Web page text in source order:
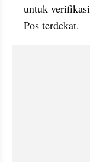
untuk
Pos terdekat.